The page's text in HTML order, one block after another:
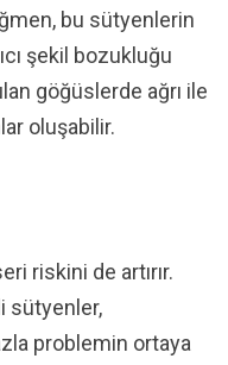
bu sütyenlerin
şekil bozukluğu
göğüslerde ağrı ile
oluşabilir.
riskini de artırır.
sütyenler,
problemin ortaya